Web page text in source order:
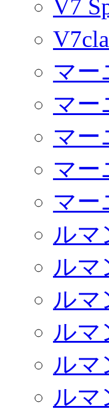
V7
マ
マー
マー
マー
マー
ルマ
ルマ
ルマ
ル
ルマ
ルマ